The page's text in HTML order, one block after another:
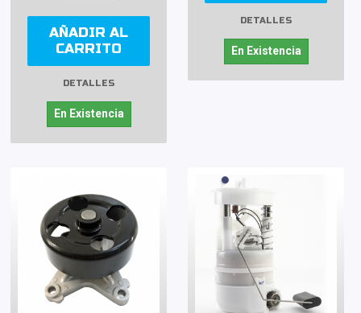
AÑADIR AL
CARRITO
DETALLES
En Existencia
DETALLES
En Existencia